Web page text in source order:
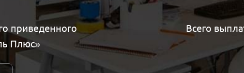
приведенного
Плюс»
Всего